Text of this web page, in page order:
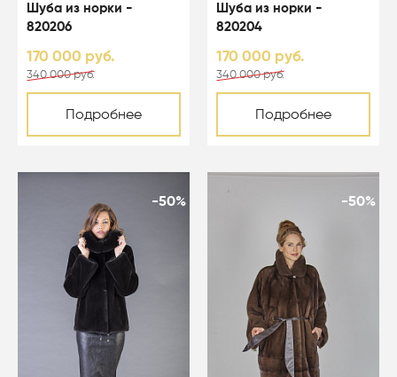
Шуба из норки -
820206
170 000 руб.
340 000 руб.
Подробнее
Шуба из норки -
820204
170 000 руб.
340 000 руб.
Подробнее
-50% -50%